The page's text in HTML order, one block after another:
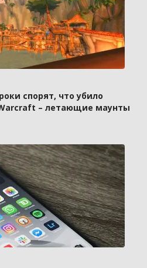
спорят, что убило
– летающие маунты